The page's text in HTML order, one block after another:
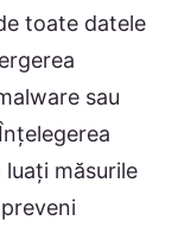
toate datele
sau
măsurile